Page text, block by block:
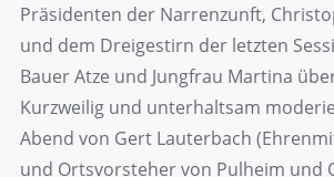
Präsidenten der Narrenzunft,
und dem Dreigestirn der letzten
Bauer Atze und Jungfrau Martina
Kurzweilig und unterhaltsam
Abend von Gert Lauterbach
und Ortsvorsteher von Pulheim und